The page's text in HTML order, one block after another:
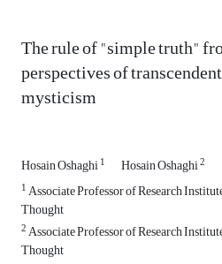
The rule of "simple truth"
perspectives of
mysticism
Hosain Oshaghi1 Hosain Oshaghi2
1Associate Professor of Research
Thought
2Associate Professor of Research
Thought